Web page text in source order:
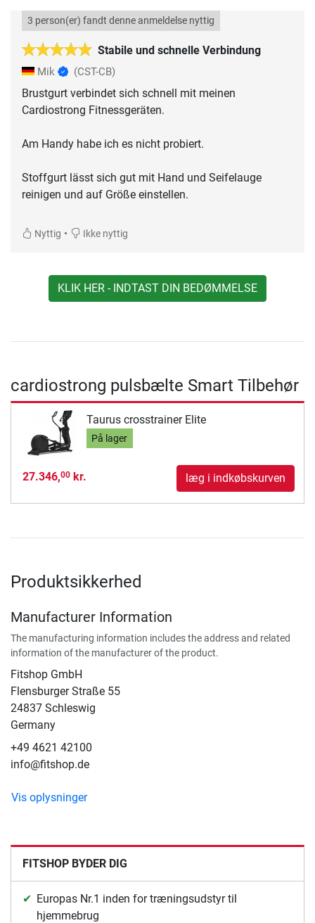
Stabile und schnelle Verbindung
3 person(er) fandt denne anmeldelse nyttig
Mik (CST-CB)
Brustgurt verbindet sich schnell mit meinen
Cardiostrong Fitnessgeräten.
Am Handy habe ich es nicht probiert.
Stoffgurt lässt sich gut mit Hand und Seifelauge
reinigen und auf Größe einstellen.
Nyttig • Ikke nyttig
KLIK HER - INDTAST DIN BEDØMMELSE
cardiostrong pulsbælte Smart Tilbehør
Taurus crosstrainer Elite
På lager
27.346,00kr. læg i indkøbskurven
Produktsikkerhed
Manufacturer Information
The manufacturing information includes the address and related
information of the manufacturer of the product.
Fitshop GmbH
Flensburger Straße 55
24837 Schleswig
Germany
+49 4621 42100
info@fitshop.de
Vis oplysninger
FITSHOP BYDER DIG
Europas Nr.1 inden for træningsudstyr til
hjemmebrug